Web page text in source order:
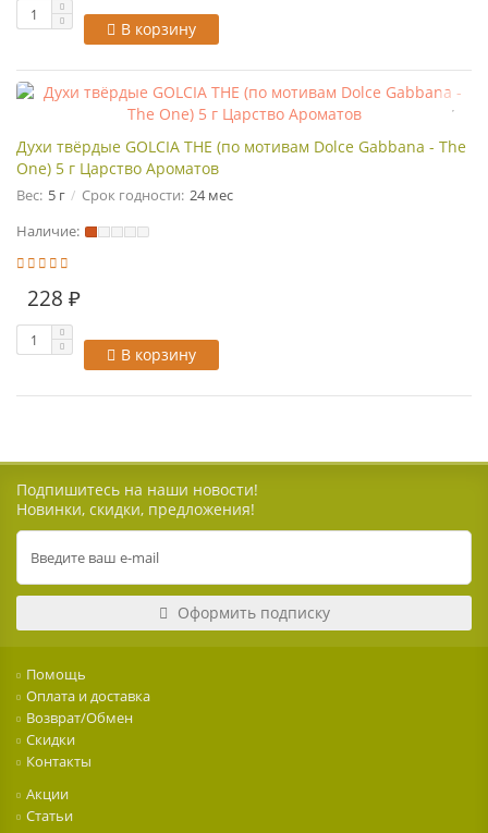
В корзину
Духи твёрдые GOLCIA THE (по мотивам Dolce Gabbana - The
One) 5 г Царство Ароматов
Вес: 5 г Срок годности: 24 мес
Наличие:
228 ₽
В корзину
Подпишитесь на наши новости!
Новинки, скидки, предложения!
Оформить подписку
Помощь
Оплата и доставка
Возврат/Обмен
Скидки
Контакты
Акции
Статьи